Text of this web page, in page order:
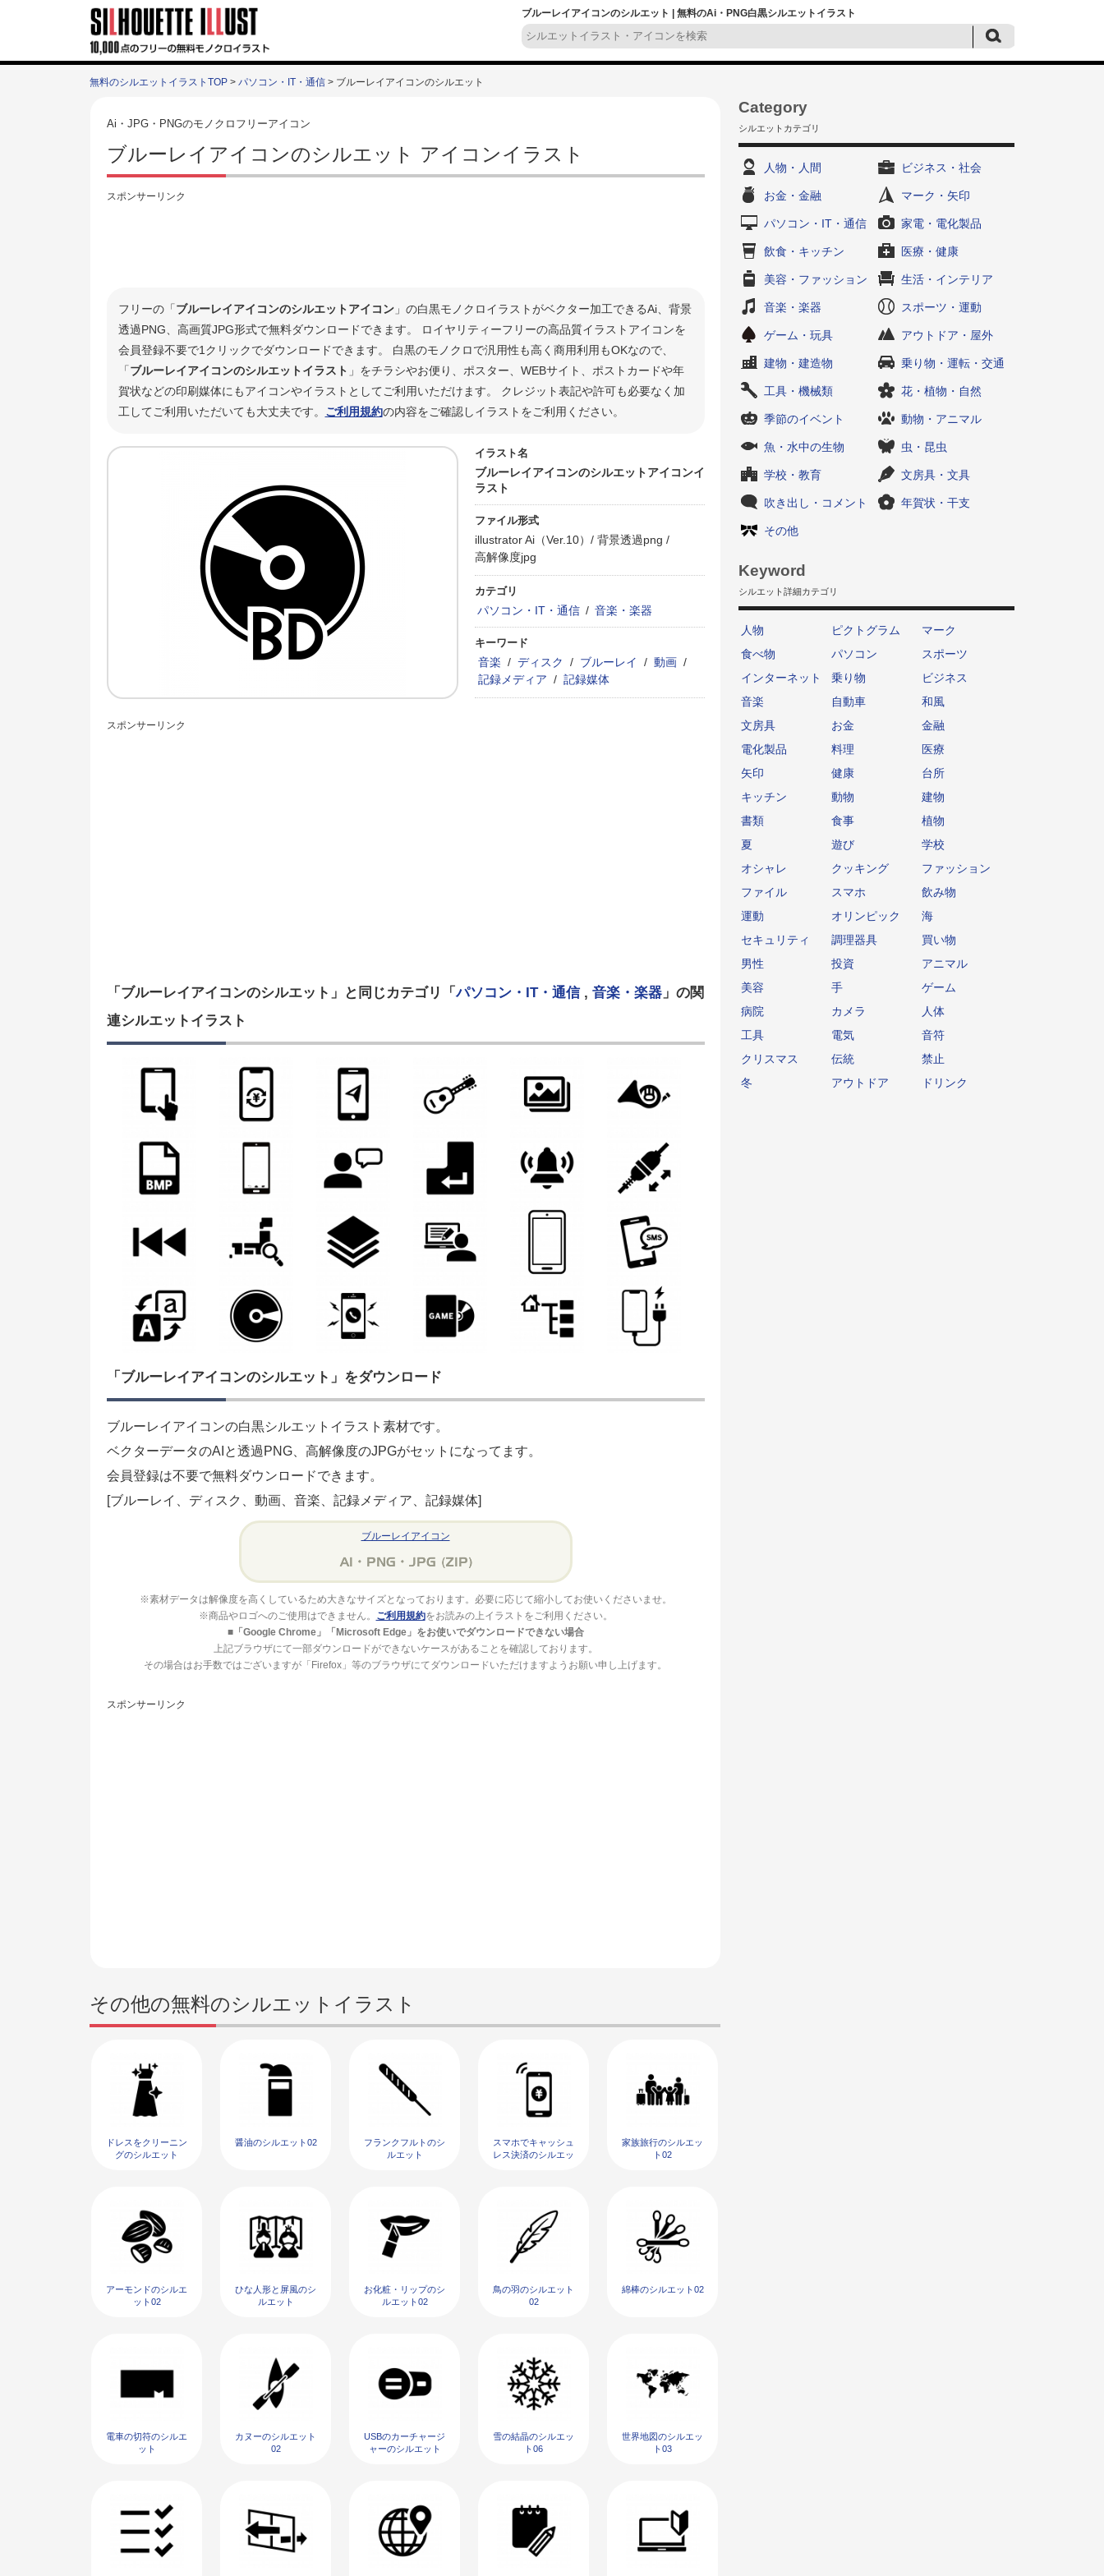
ブルーレイアイコンのシルエット | 無料のAi・PNG白黒シルエットイラスト
無料のシルエットイラストTOP > パソコン・IT・通信 > ブルーレイアイコンのシルエット
Ai・JPG・PNGのモノクロフリーアイコン
ブルーレイアイコンのシルエット アイコンイラスト
スポンサーリンク
フリーの「ブルーレイアイコンのシルエットアイコン」の白黒モノクロイラストがベクター加工できるAi、背景
透過PNG、高画質JPG形式で無料ダウンロードできます。 ロイヤリティーフリーの高品質イラストアイコンを
会員登録不要で1クリックでダウンロードできます。 白黒のモノクロで汎用性も高く商用利用もOKなので、
「ブルーレイアイコンのシルエットイラスト 」をチラシやお便り、ポスター、WEBサイト、ポストカードや年
賀状などの印刷媒体にもアイコンやイラストとしてご利用いただけます。 クレジット表記や許可も必要なく加
工してご利用いただいても大丈夫です。 ご利用規約の内容をご確認しイラストをご利用ください。
イラスト名
ブルーレイアイコンのシルエットアイコンイ
ラスト
ファイル形式
illustrator Ai（Ver.10）/ 背景透過png /
高解像度jpg
カテゴリ
パソコン・IT・通信 / 音楽・楽器
キーワード
音楽 / ディスク / ブルーレイ / 動画 /
記録メディア / 記録媒体
スポンサーリンク
「ブルーレイアイコンのシルエット」と同じカテゴリ「パソコン・IT・通信, 音楽・楽器」の関
連シルエットイラスト
「ブルーレイアイコンのシルエット」をダウンロード
ブルーレイアイコンの白黒シルエットイラスト素材です。
ベクターデータのAIと透過PNG、高解像度のJPGがセットになってます。
会員登録は不要で無料ダウンロードできます。
[ブルーレイ、ディスク、動画、音楽、記録メディア、記録媒体]
ブルーレイアイコン
※素材データは解像度を高くしているため大きなサイズとなっております。必要に応じて縮小してお使いくださいませ。
※商品やロゴへのご使用はできません。
ご利用規約をお読みの上イラストをご利用ください。
■「Google Chrome」「Microsoft Edge」をお使いでダウンロードできない場合
上記ブラウザにて一部ダウンロードができないケースがあることを確認しております。
その場合はお手数ではございますが「Firefox」等のブラウザにてダウンロードいただけますようお願い申し上げます。
スポンサーリンク
その他の無料のシルエットイラスト
ドレスをクリーニン
グのシルエット
醤油のシルエット02
フランクフルトのシ
ルエット
スマホでキャッシュ
レス決済のシルエッ
家族旅行のシルエッ
ト02
アーモンドのシルエ
ット02
ひな人形と屏風のシ
ルエット
お化粧・リップのシ
ルエット02
鳥の羽のシルエット
02
綿棒のシルエット02
電車の切符のシルエ
ット
カヌーのシルエット
02
USBのカーチャージ
ャーのシルエット
雪の結晶のシルエッ
ト06
世界地図のシルエッ
ト03
Category
シルエットカテゴリ
人物・人間 ビジネス・社会
お金・金融 マーク・矢印
パソコン・IT・通信 家電・電化製品
飲食・キッチン 医療・健康
美容・ファッション 生活・インテリア
音楽・楽器 スポーツ・運動
ゲーム・玩具 アウトドア・屋外
建物・建造物 乗り物・運転・交通
工具・機械類 花・植物・自然
季節のイベント 動物・アニマル
魚・水中の生物 虫・昆虫
学校・教育 文房具・文具
吹き出し・コメント 年賀状・干支
その他
Keyword
シルエット詳細カテゴリ
人物 ピクトグラム
マーク
食べ物
パソコン
スポーツ
インターネット
乗り物
ビジネス
音楽
自動車
和風
文房具
お金
金融
電化製品
料理
医療
矢印
健康
台所
キッチン
動物
建物
書類
食事
植物
夏
遊び
学校
オシャレ
クッキング
ファッション
ファイル
スマホ
飲み物
運動
オリンピック
海
セキュリティ
調理器具
買い物
男性
投資
アニマル
美容
手
ゲーム
病院
カメラ
人体
工具
電気
音符
クリスマス
伝統
禁止
冬
アウトドア ドリンク